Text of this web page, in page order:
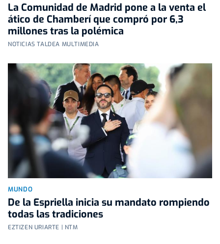
La Comunidad de Madrid pone a la venta el
ático de Chamberí que compró por 6,3
millones tras la polémica
NOTICIAS TALDEA MULTIMEDIA
MUNDO
De la Espriella inicia su mandato rompiendo
todas las tradiciones
EZTIZEN URIARTE | NTM